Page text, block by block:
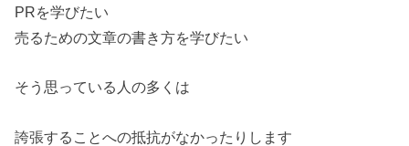
PRを学びたい
売るための文章の書き方を学びたい
そう思っている人の多くは
誇張することへの抵抗がなかったりします